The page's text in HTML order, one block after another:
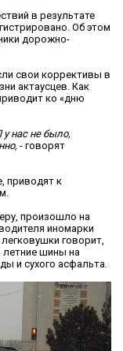
в результате
Об этом
дорожно-
свои коррективы в
актаусцев. Как
ко «дню
нас не было,
- говорят
приводят к
произошло на
иномарки
говорит,
летние шины на
и сухого асфальта.